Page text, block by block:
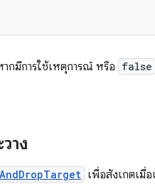
ากมีการใช้เหตุการณ์ หรือ false
าง
เพื่อสังเกตเมื่